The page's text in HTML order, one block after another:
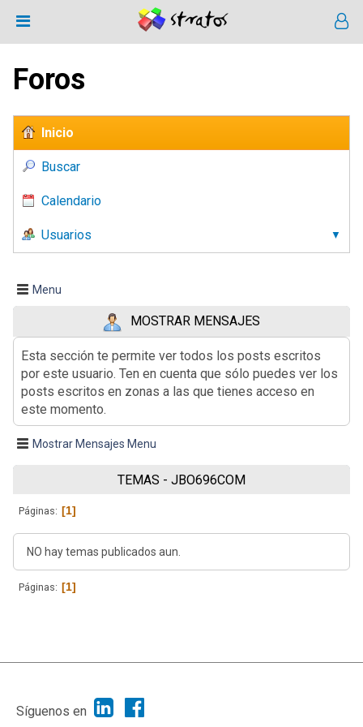
Foros
Inicio
Buscar
Calendario
Usuarios
Menu
MOSTRAR MENSAJES
Esta sección te permite ver todos los posts escritos
por este usuario. Ten en cuenta que sólo puedes ver los
posts escritos en zonas a las que tienes acceso en
este momento.
Mostrar Mensajes Menu
TEMAS - JBO696COM
Páginas 1
NO hay temas publicados aun.
Páginas 1
|
Síguenos en